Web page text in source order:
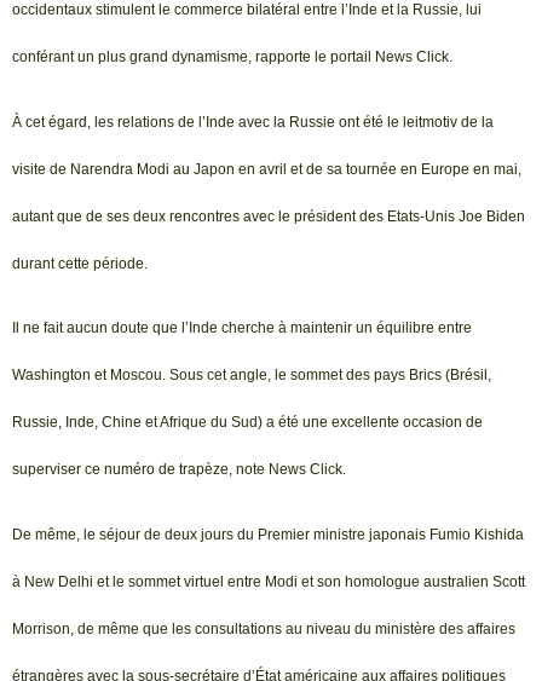
occidentaux stimulent le commerce bilatéral entre l’Inde et la Russie, lui
conférant un plus grand dynamisme, rapporte le portail News Click.
À cet égard, les relations de l’Inde avec la Russie ont été le leitmotiv de la
visite de Narendra Modi au Japon en avril et de sa tournée en Europe en mai,
autant que de ses deux rencontres avec le président des Etats-Unis Joe Biden
durant cette période.
Il ne fait aucun doute que l’Inde cherche à maintenir un équilibre entre
Washington et Moscou. Sous cet angle, le sommet des pays Brics (Brésil,
Russie, Inde, Chine et Afrique du Sud) a été une excellente occasion de
superviser ce numéro de trapèze, note News Click.
De même, le séjour de deux jours du Premier ministre japonais Fumio Kishida
à New Delhi et le sommet virtuel entre Modi et son homologue australien Scott
Morrison, de même que les consultations au niveau du ministère des affaires
étrangères avec la sous-secrétaire d’État américaine aux affaires politiques